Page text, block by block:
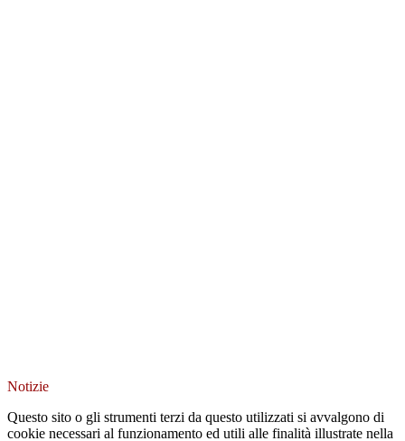
Notizie
Questo sito o gli strumenti terzi da questo utilizzati si avvalgono di
cookie necessari al funzionamento ed utili alle finalità illustrate nella